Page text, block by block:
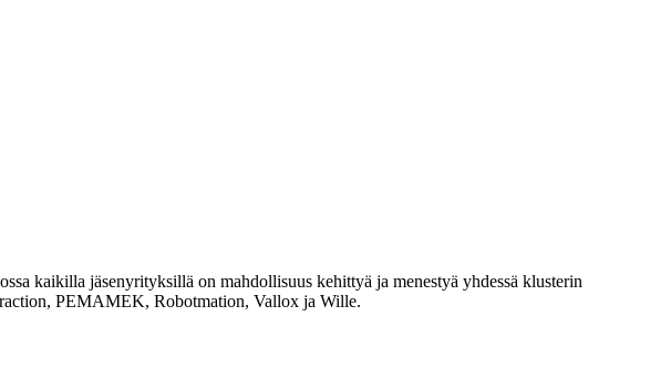
kaikilla jäsenyrityksillä on mahdollisuus kehittyä ja menestyä yhdessä klusterin
PEMAMEK, Robotmation, Vallox ja Wille.